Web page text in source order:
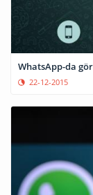
22-12-2015